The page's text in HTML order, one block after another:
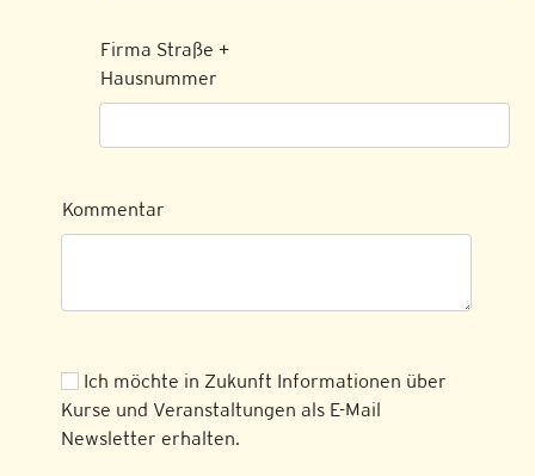
Firma Straße +
Hausnummer
Kommentar
Ich möchte in Zukunft Informationen über
Kurse und Veranstaltungen als E-Mail
Newsletter erhalten.